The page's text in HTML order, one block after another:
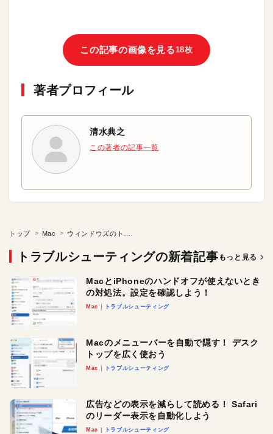
この記事の画像を見る18枚
著者プロフィール
清水典之
この著者の記事一覧
トップ Mac
トラブルシューティングの新着記事 もっと見る
MacとiPhoneのハンドオフが使えないとき
の対処法。設定を確認しよう！
Mac トラブルシューティング
Macのメニューバーを自動で隠す！ デスク
トップを広く使おう
Mac トラブルシューティング
広告などの表示を減らして読める！ Safari
のリーダー表示を自動化しよう
Mac トラブルシューティング